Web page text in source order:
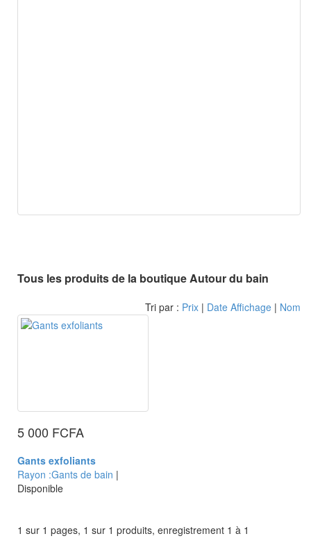
Tous les produits de la boutique Autour du bain
Tri par : Prix | Date Affichage | Nom
5 000 FCFA
Gants exfoliants
Rayon :Gants de bain |
Disponible
1 sur 1 pages, 1 sur 1 produits, enregistrement 1 à 1